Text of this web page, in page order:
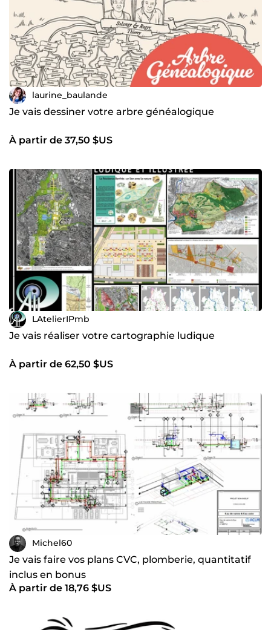
laurine_baulande
Je vais dessiner votre arbre généalogique
À partir de 37,50 $US
LAtelierIPmb
Je vais réaliser votre cartographie ludique
À partir de 62,50 $US
Michel60
Je vais faire vos plans CVC, plomberie, quantitatif
inclus en bonus
À partir de 18,76 $US